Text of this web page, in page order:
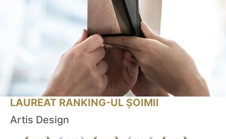
LAUREAT RANKING-UL ȘOIMII
Artis Design